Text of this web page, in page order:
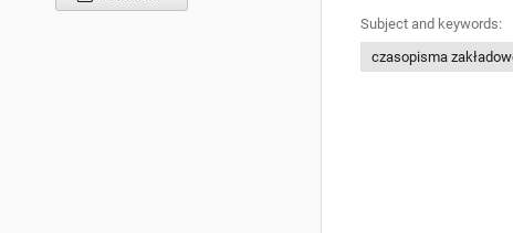
Subject and keywords:
czasopisma